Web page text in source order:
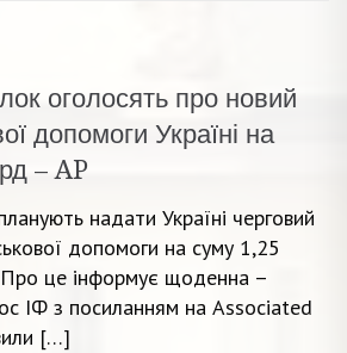
оголосять про новий
допомоги Україні на
– AP
надати Україні черговий
допомоги на суму 1,25
Про це інформує щоденна –
ІФ з посиланням на Associated
[…]